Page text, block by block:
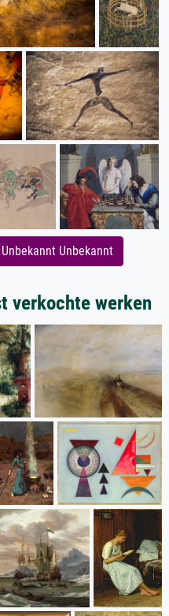
Unbekannt
verkochte werken